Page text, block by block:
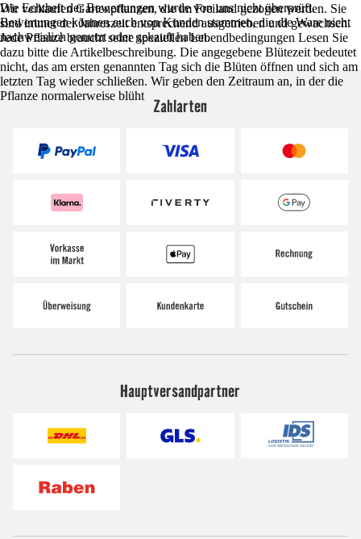
Wir verkaufen Gartenpflanzen, die im Freiland gezogen werden. Sie
sind immer der Jahreszeit entsprechend ausgetrieben und gewachsen.
Jede Pflanze braucht seine speziellen Lebendbedingungen Lesen Sie
dazu bitte die Artikelbeschreibung. Die angegebene Blütezeit bedeutet
nicht, das am ersten genannten Tag sich die Blüten öffnen und sich am
letzten Tag wieder schließen. Wir geben den Zeitraum an, in der die
Pflanze normalerweise blüht
Die Echtheit der Bewertungen wurde von uns nicht überprüft.
Bewertungen können auch von Kunden stammen, die die Ware nicht
nachweislich genutzt oder gekauft haben.
Zahlarten
Hauptversandpartner